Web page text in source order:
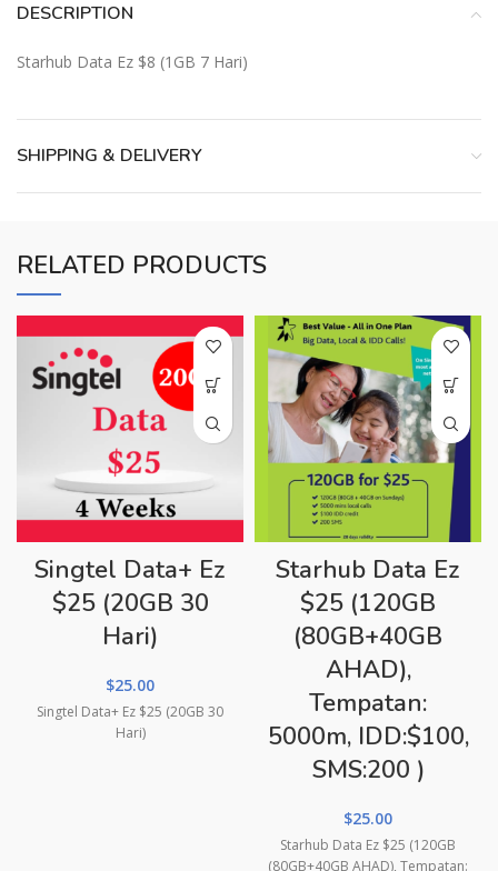
DESCRIPTION
Starhub Data Ez $8 (1GB 7 Hari)
SHIPPING & DELIVERY
RELATED PRODUCTS
Singtel Data+ Ez
$25 (20GB 30
Hari)
$25.00
Singtel Data+ Ez $25 (20GB 30
Hari)
Starhub Data Ez
$25 (120GB
(80GB+40GB
AHAD),
Tempatan:
5000m, IDD:$100,
SMS:200 )
$25.00
Starhub Data Ez $25 (120GB
(80GB+40GB AHAD), Tempatan: